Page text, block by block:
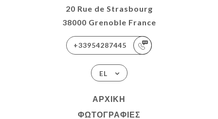
20 Rue de Strasbourg
38000 Grenoble France
+33954287445
EL
ΑΡΧΙΚΉ
ΦΩΤΟΓΡΑΦΊΕΣ